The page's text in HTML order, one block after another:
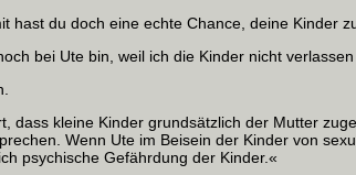
hast du doch eine echte Chance, deine Kinder
bei Ute bin, weil ich die Kinder nicht verlassen
dass kleine Kinder grundsätzlich der Mutter
Wenn Ute im Beisein der Kinder von
psychische Gefährdung der Kinder.«